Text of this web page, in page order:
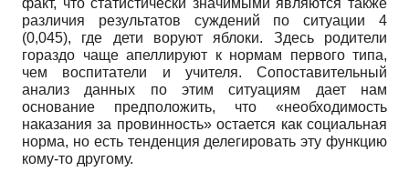
факт, что статистически значимыми являются также
различия результатов суждений по ситуации 4
(0,045), где дети воруют яблоки. Здесь родители
гораздо чаще апеллируют к нормам первого типа,
чем воспитатели и учителя. Сопоставительный
анализ данных по этим ситуациям дает нам
основание предположить, что «необходимость
наказания за провинность» остается как социальная
норма, но есть тенденция делегировать эту функцию
кому-то другому.